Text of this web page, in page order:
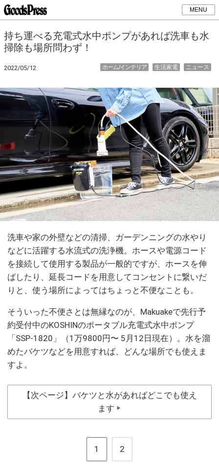
MENU
持ち運べる充電式水中ポンプがあれば洗車も水
掃除も場所問わず！
2022/05/12 ニュース
生活家電
ホーム/インテリア
洗車や家の外壁などの清掃、ガーデンニングの水やり
などに活躍する水流式の洗浄機。ホースや電源コード
を接続して使用する製品が一般的ですが、ホースを伸
ばしたり、延長コードを用意してコンセントに繋いだ
りと、使う場所によってはちょっと不便なことも。
そういった不便さとは無縁なのが、Makuakeで先行予
約受付中のKOSHINのポータブル充電式水中ポンプ
「SSP-1820」（1万9800円〜 5月12日現在）。水を溜
めたバケツなどを用意すれば、どんな場所でも使えま
すよ。
【次ページ】バケツと水があればどこでも使え
ます ▶
1 2